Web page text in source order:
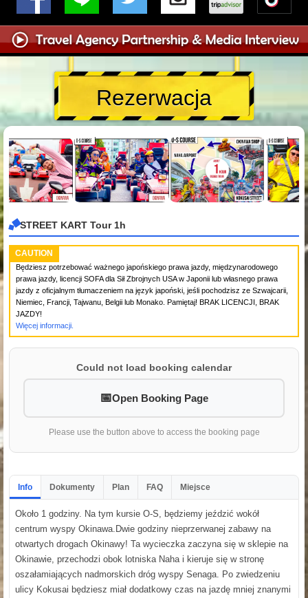
Rezerwacja
STREET KART Tour 1h
CAUTION
Będziesz potrzebować ważnego japońskiego prawa jazdy, międzynarodowego
prawa jazdy, licencji SOFA dla Sił Zbrojnych USA w Japonii lub własnego prawa
jazdy z oficjalnym tłumaczeniem na język japoński, jeśli pochodzisz ze Szwajcarii,
Niemiec, Francji, Tajwanu, Belgii lub Monako. Pamiętaj! BRAK LICENCJI, BRAK
JAZDY!
Więcej informacji.
Could not load booking calendar
Open Booking Page
Please use the button above to access the booking page
Info Dokumenty Plan FAQ Miejsce
Około 1 godziny. Na tym kursie O-S, będziemy jeździć wokół
centrum wyspy Okinawa.Dwie godziny nieprzerwanej zabawy na
otwartych drogach Okinawy! Ta wycieczka zaczyna się w sklepie na
Okinawie, przechodzi obok lotniska Naha i kieruje się w stronę
oszałamiających nadmorskich dróg wyspy Senaga. Po zwiedzeniu
ulicy Kokusai będziesz miał dodatkowy czas na jazdę mniej znanymi